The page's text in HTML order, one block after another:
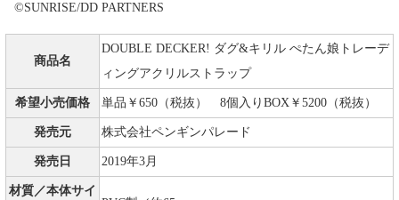
©SUNRISE/DD PARTNERS
商品名
DOUBLE DECKER! ダグ&キリル ぺたん娘トレーデ
ィングアクリルストラップ
希望小売価格 単品￥650（税抜） 8個入りBOX￥5200（税抜）
発売元 株式会社ペンギンパレード
発売日 2019年3月
材質／本体サイ